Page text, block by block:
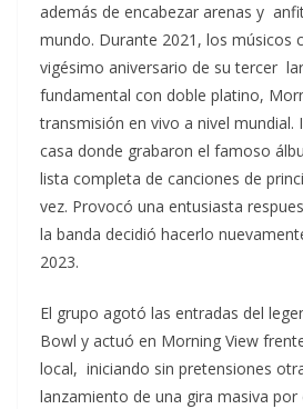
además de encabezar arenas y
mundo. Durante 2021, los músicos
vigésimo aniversario de su tercer
fundamental con doble platino,
transmisión en vivo a nivel mundial.
casa donde grabaron el famoso
lista completa de canciones de
vez. Provocó una entusiasta
la banda decidió hacerlo
2023.
El grupo agotó las entradas del
Bowl y actuó en Morning View
local, iniciando sin pretensiones
lanzamiento de una gira masiva